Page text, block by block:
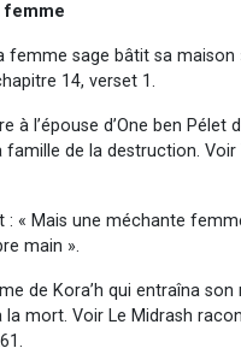
femme
femme sage bâtit sa maison
14, verset 1.
à l’épouse d’One ben Pélet
famille de la destruction. Voir
: « Mais une méchante
main ».
de Kora’h qui entraîna son
mort. Voir Le Midrash